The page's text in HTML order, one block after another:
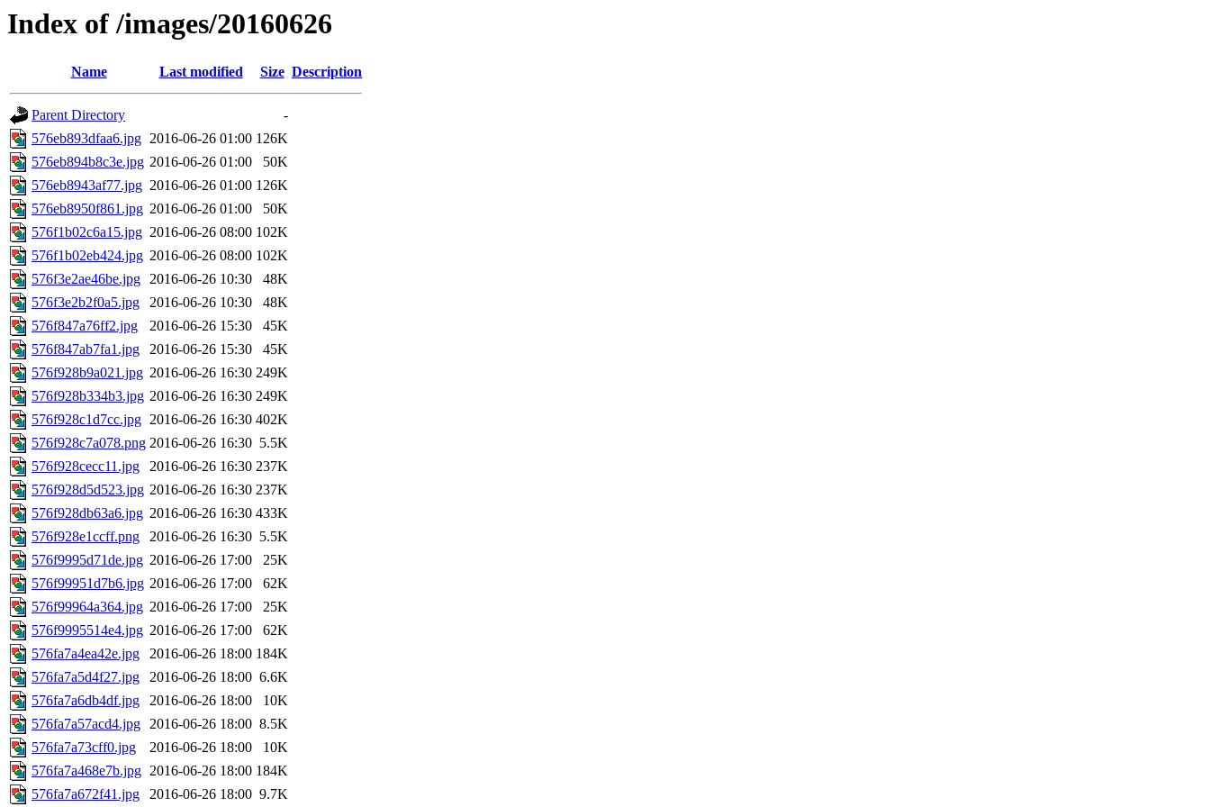
Index of /images/20160626
Name Last modified Size Description
Parent Directory
-
576eb893dfaa6.jpg 2016-06-26 01:00 126K
576eb894b8c3e.jpg 2016-06-26 01:00
50K
576eb8943af77.jpg 2016-06-26 01:00 126K
576eb8950f861.jpg 2016-06-26 01:00
50K
576f1b02c6a15.jpg 2016-06-26 08:00 102K
576f1b02eb424.jpg 2016-06-26 08:00 102K
576f3e2ae46be.jpg 2016-06-26 10:30
48K
576f3e2b2f0a5.jpg
2016-06-26 10:30
48K
576f847a76ff2.jpg
2016-06-26 15:30
45K
576f847ab7fa1.jpg
2016-06-26 15:30
45K
576f928b9a021.jpg 2016-06-26 16:30 249K
576f928b334b3.jpg 2016-06-26 16:30 249K
576f928c1d7cc.jpg 2016-06-26 16:30 402K
576f928c7a078.png 2016-06-26 16:30 5.5K
576f928cecc11.jpg
2016-06-26 16:30 237K
576f928d5d523.jpg 2016-06-26 16:30 237K
576f928db63a6.jpg 2016-06-26 16:30 433K
576f928e1ccff.png
2016-06-26 16:30 5.5K
576f9995d71de.jpg 2016-06-26 17:00
25K
576f99951d7b6.jpg 2016-06-26 17:00
62K
576f99964a364.jpg 2016-06-26 17:00
25K
576f9995514e4.jpg 2016-06-26 17:00
62K
576fa7a4ea42e.jpg
2016-06-26 18:00 184K
576fa7a5d4f27.jpg
2016-06-26 18:00 6.6K
576fa7a6db4df.jpg
2016-06-26 18:00
10K
576fa7a57acd4.jpg 2016-06-26 18:00 8.5K
576fa7a73cff0.jpg
2016-06-26 18:00
10K
576fa7a468e7b.jpg 2016-06-26 18:00 184K
576fa7a672f41.jpg
2016-06-26 18:00 9.7K